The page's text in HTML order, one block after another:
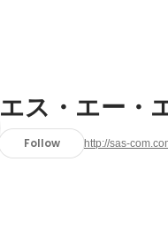
エス・エー・
Follow http://sas-